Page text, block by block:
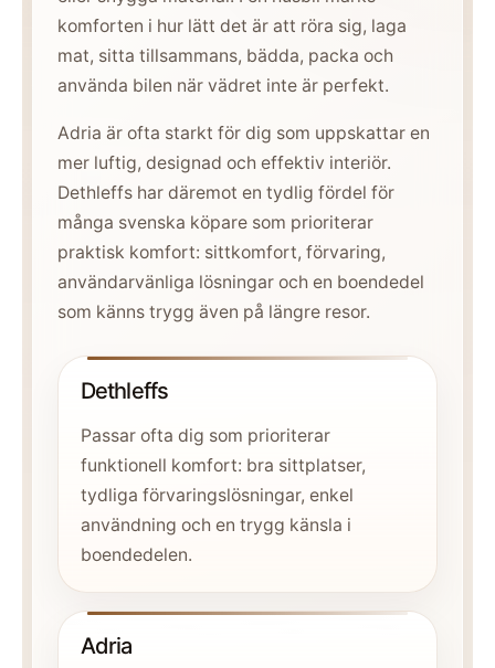
komforten i hur lätt det är att röra sig, laga
mat, sitta tillsammans, bädda, packa och
använda bilen när vädret inte är perfekt.
Adria är ofta starkt för dig som uppskattar en
mer luftig, designad och effektiv interiör.
Dethleffs har däremot en tydlig fördel för
många svenska köpare som prioriterar
praktisk komfort: sittkomfort, förvaring,
användarvänliga lösningar och en boendedel
som känns trygg även på längre resor.
Dethleffs
Passar ofta dig som prioriterar
funktionell komfort: bra sittplatser,
tydliga förvaringslösningar, enkel
användning och en trygg känsla i
boendedelen.
Adria